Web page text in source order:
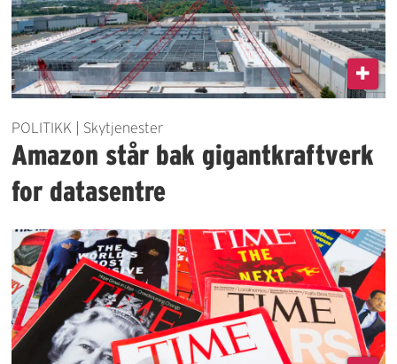
POLITIKK | Skytjenester
Amazon står bak gigantkraftverk
for datasentre